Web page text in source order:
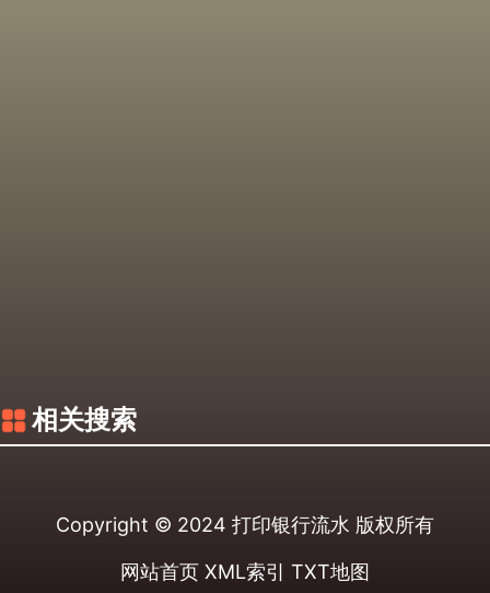
相关搜索
Copyright © 2024 打印银行流水 版权所有
网站首页 XML索引 TXT地图